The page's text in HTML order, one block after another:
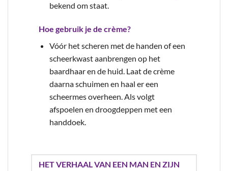
bekend om staat.
Hoe gebruik je de crème?
Vóór het scheren met de handen of een
scheerkwast aanbrengen op het
baardhaar en de huid. Laat de crème
daarna schuimen en haal er een
scheermes overheen. Als volgt
afspoelen en droogdeppen met een
handdoek.
HET VERHAAL VAN EEN MAN EN ZIJN